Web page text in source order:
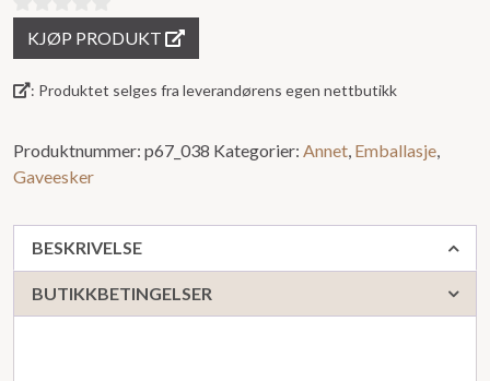
ut
av
KJØP PRODUKT
: Produktet selges fra leverandørens egen nettbutikk
Produktnummer: p67_038 Kategorier: Annet Emballasje
Gaveesker
BESKRIVELSE
BUTIKKBETINGELSER